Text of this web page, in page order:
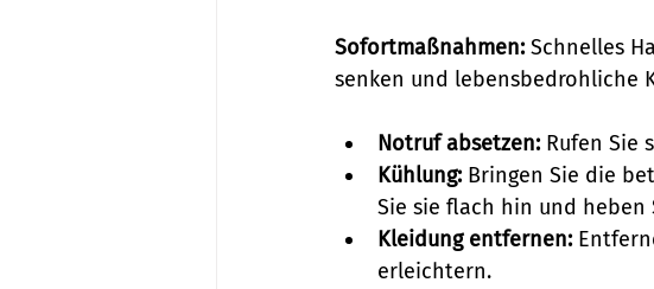
Sofortmaßnahmen: Schnelles
senken und lebensbedrohliche
Notruf absetzen: Rufen Sie
Kühlung: Bringen Sie die
Sie sie flach hin und
Kleidung entfernen:
erleichtern.